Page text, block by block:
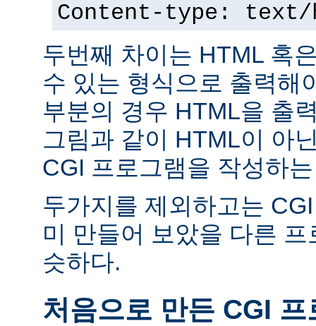
Content-type: text/
두번째 차이는 HTML 혹
수 있는 형식으로 출력해
부분의 경우 HTML을 출
그림과 같이 HTML이 아
CGI 프로그램을 작성하
두가지를 제외하고는
미 만들어 보았을 다른
슷하다.
처음으로 만든 CGI 프